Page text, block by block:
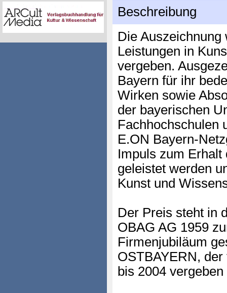
Beschreibung
Die
Leistungen in
vergeben.
Bayern für ihr
Wirken sowie
der bayerischen
Fachhochschulen
E.ON Bayern-
Impuls zum
geleistet werden
Kunst und
Der Preis steht in
OBAG AG 1959
Firmenjubiläum
OSTBAYERN,
bis 2004